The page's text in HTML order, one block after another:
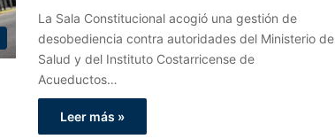
La Sala Constitucional acogió una gestión de
desobediencia contra autoridades del Ministerio de
Salud y del Instituto Costarricense de
Acueductos…
Leer más »